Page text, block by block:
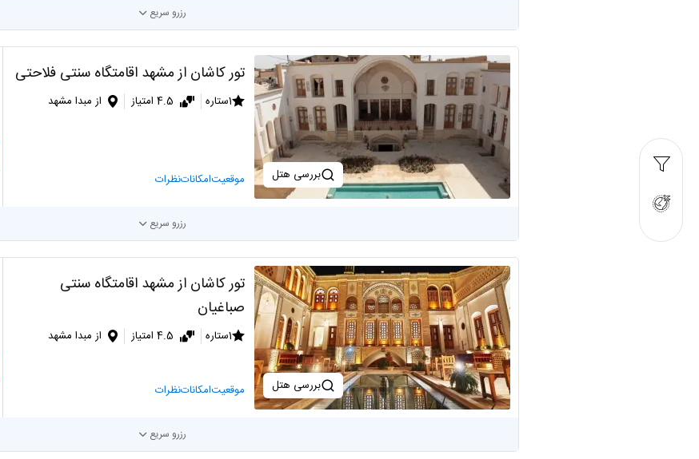
رزرو سریع
بررسی هتل
تور کاشان از مشهد اقامتگاه سنتی فلاحتی
1ستاره 4.5 امتیاز از مبدا مشهد
موقعیتامکاناتنظرات
رزرو سریع
بررسی هتل
تور کاشان از مشهد اقامتگاه سنتی
صباغیان
1ستاره 4.5 امتیاز از مبدا مشهد
موقعیتامکاناتنظرات
رزرو سریع